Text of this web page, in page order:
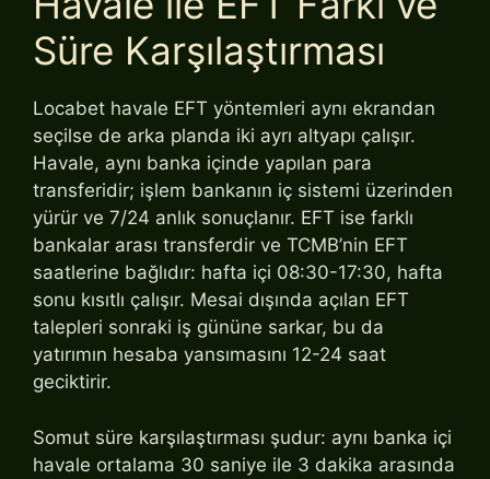
Süre Karşılaştırması
Locabet havale EFT yöntemleri aynı ekrandan
seçilse de arka planda iki ayrı altyapı çalışır.
Havale, aynı banka içinde yapılan para
transferidir; işlem bankanın iç sistemi üzerinden
yürür ve 7/24 anlık sonuçlanır. EFT ise farklı
bankalar arası transferdir ve TCMB’nin EFT
saatlerine bağlıdır: hafta içi 08:30-17:30, hafta
sonu kısıtlı çalışır. Mesai dışında açılan EFT
talepleri sonraki iş gününe sarkar, bu da
yatırımın hesaba yansımasını 12-24 saat
geciktirir.
Somut süre karşılaştırması şudur: aynı banka içi
havale ortalama 30 saniye ile 3 dakika arasında